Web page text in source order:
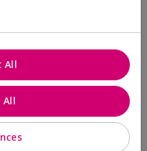
All
All